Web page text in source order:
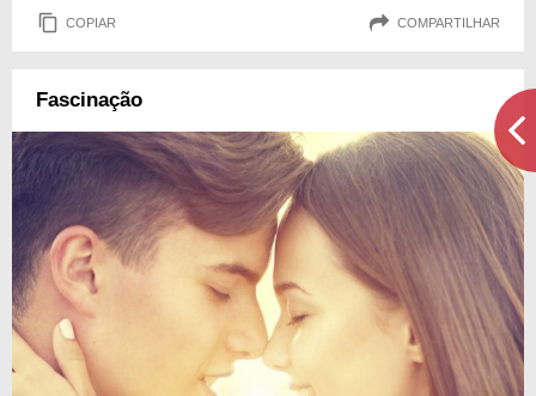
COPIAR COMPARTILHAR
Fascinação